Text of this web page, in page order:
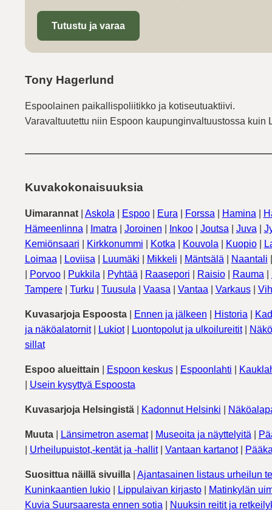
Tutustu ja varaa
Tony Hagerlund
Espoolainen paikallispoliitikko ja kotiseutuaktiivi.
Varavaltuutettu niin Espoon kaupunginvaltuustossa
Kuvakokonaisuuksia
Uimarannat| Askola Espoo| Eura Forssa Hamina
Hämeenlinna
Imatra Joroinen Inkoo| Joutsa Juva
Kemiönsaari
Kirkkonummi Kotka Kouvola Kuopio|
Loimaa
Loviisa Luumäki Mikkeli Mäntsälä Naantali
Porvoo| Pukkila Pyhtää Raasepori Raisio| Rauma
Tampere| Turku Tuusula Vaasa Vantaa Varkaus|
Kuvasarjoja Espoosta| Ennen ja jälkeen Historia
ja näköalatornit| Lukiot| Luontopolut ja ulkoilureitit|
sillat
Espoo alueittain Espoon keskus| Espoonlahti
Usein kysyttyä Espoosta
Kuvasarjoja Helsingistä| Kadonnut Helsinki
Muuta| Länsimetron asemat| Museoita ja näyttelyitä
Urheilupuistot,-kentät ja -hallit| Vantaan kartanot|
Suosittua näillä sivuilla| Ajantasainen listaus urheilun
Kuninkaantien lukio| Lippulaivan kirjasto|
Matinkylän
Kuvia Suursaaresta ennen sotia
Nuuksin reitit ja